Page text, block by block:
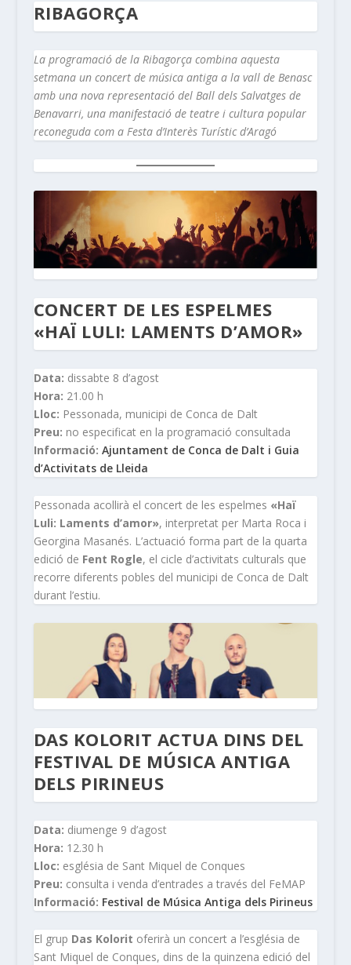
RIBAGORÇA
La programació de la Ribagorça combina aquesta
setmana un concert de música antiga a la vall de Benasc
amb una nova representació del Ball dels Salvatges de
Benavarri, una manifestació de teatre i cultura popular
reconeguda com a Festa d’Interès Turístic d’Aragó
CONCERT DE LES ESPELMES
«HAÏ LULI: LAMENTS D’AMOR»
Data: dissabte 8 d’agost
Hora: 21.00 h
Lloc: Pessonada, municipi de Conca de Dalt
Preu: no especificat en la programació consultada
Informació: Ajuntament de Conca de Dalt i Guia
d’Activitats de Lleida
Pessonada acollirà el concert de les espelmes «Haï
Luli: Laments d’amor», interpretat per Marta Roca i
Georgina Masanés. L’actuació forma part de la quarta
edició de Fent Rogle, el cicle d’activitats culturals que
recorre diferents pobles del municipi de Conca de Dalt
durant l’estiu.
DAS KOLORIT ACTUA DINS DEL
FESTIVAL DE MÚSICA ANTIGA
DELS PIRINEUS
Data: diumenge 9 d’agost
Hora: 12.30 h
Lloc: església de Sant Miquel de Conques
Preu: consulta i venda d’entrades a través del FeMAP
Informació: Festival de Música Antiga dels Pirineus
El grup Das Kolorit oferirà un concert a l’església de
Sant Miquel de Conques, dins de la quinzena edició del